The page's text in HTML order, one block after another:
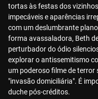
tortas às festas dos
impecáveis e aparências
com um deslumbrante
forma avassaladora, Beth
perturbador do ódio
explorar o antissemitismo
um poderoso filme de terror
"invasão domiciliária". É
duche pós-créditos.